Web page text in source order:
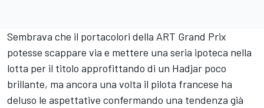
Sembrava che il portacolori della ART Grand Prix
potesse scappare via e mettere una seria ipoteca nella
lotta per il titolo approfittando di un Hadjar poco
brillante, ma ancora una volta il pilota francese ha
deluso le aspettative confermando una tendenza già